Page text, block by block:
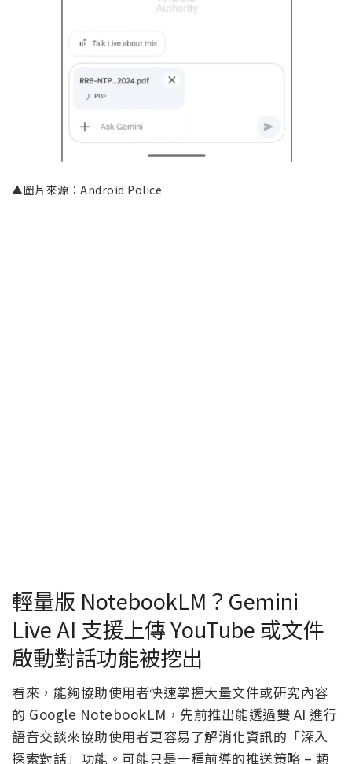
▲圖片來源：Android Police
輕量版 NotebookLM？Gemini
Live AI 支援上傳 YouTube 或文件
啟動對話功能被挖出
看來，能夠協助使用者快速掌握大量文件或研究內容
的 Google NotebookLM，先前推出能透過雙 AI 進行
語音交談來協助使用者更容易了解消化資訊的「深入
探索對話」功能。可能只是一種前導的推送策略 – 類